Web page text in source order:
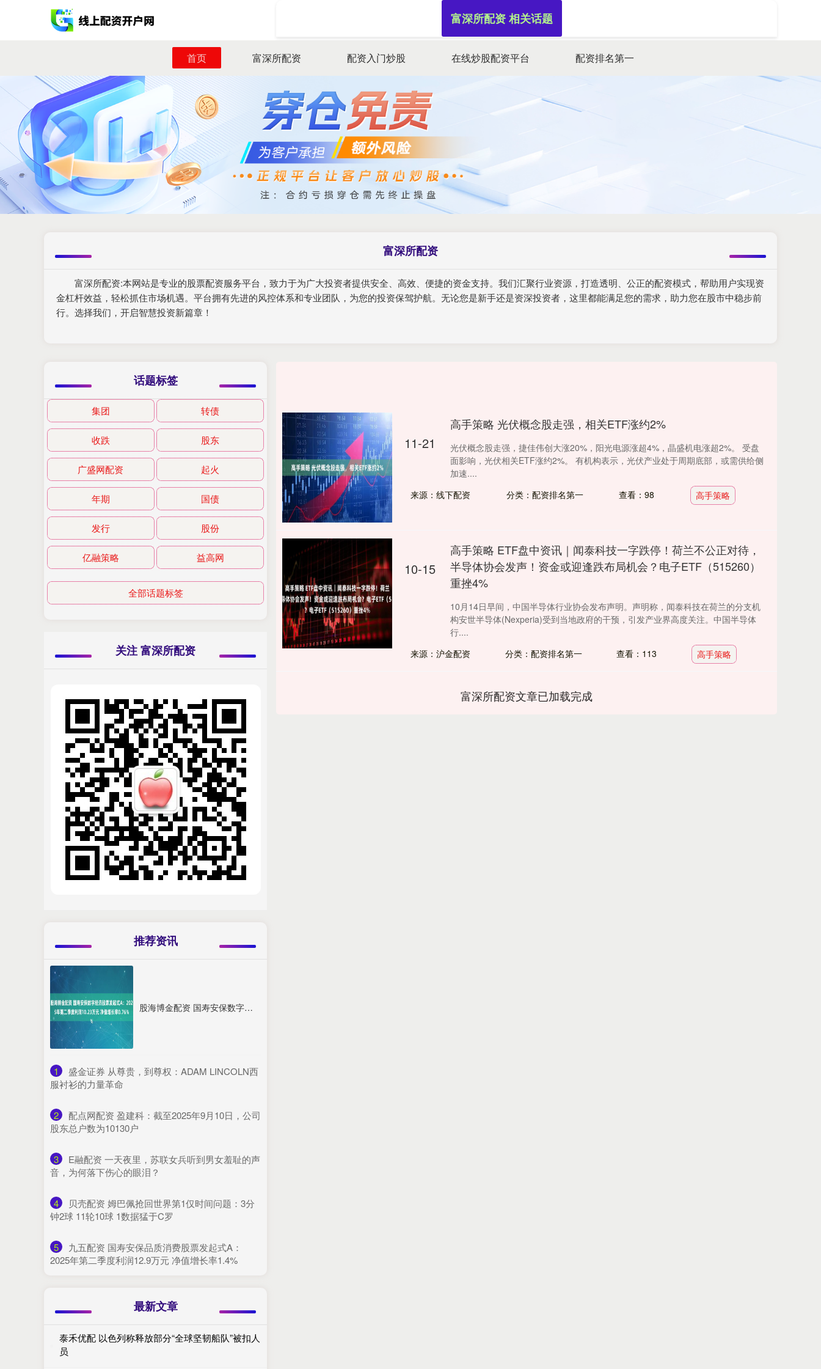
首页 富深所配资 配资入门炒股 在线炒股配资平台 配资排名第一
富深所配资
富深所配资:本网站是专业的股票配资服务平台，致力于为广大投资者提供安全、高效、便捷的资金支持。我们汇聚行业资源，打造透明、公正的配资模式，帮助用户实现资
金杠杆效益，轻松抓住市场机遇。平台拥有先进的风控体系和专业团队，为您的投资保驾护航。无论您是新手还是资深投资者，这里都能满足您的需求，助力您在股市中稳步前
行。选择我们，开启智慧投资新篇章！
富深所配资 相关话题
11-21
高手策略 光伏概念股走强，相关ETF涨约2%
光伏概念股走强，捷佳伟创大涨20%，阳光电源涨超4%，晶盛机电涨超2%。 受盘
面影响，光伏相关ETF涨约2%。 有机构表示，光伏产业处于周期底部，或需供给侧
加速....
来源：线下配资
分类：配资排名第一 查看：98 高手策略
10-15
高手策略 ETF盘中资讯｜闻泰科技一字跌停！荷兰不公正对待，
半导体协会发声！资金或迎逢跌布局机会？电子ETF（515260）
重挫4%
10月14日早间，中国半导体行业协会发布声明。声明称，闻泰科技在荷兰的分支机
构安世半导体(Nexperia)受到当地政府的干预，引发产业界高度关注。中国半导体
行....
来源：沪金配资
分类：配资排名第一 查看：113 高手策略
富深所配资文章已加载完成
话题标签
集团 转债
收跌 股东
广盛网配资 起火
年期 国债
发行 股份
亿融策略 益高网
全部话题标签
关注 富深所配资
推荐资讯
股海博金配资 国寿安保数字经济股票发起式A：2025年第二季度利润10.23万元 净值增长率0.76%
1
​盛金证券 从尊贵，到尊权：ADAM LINCOLN西
服衬衫的力量革命
2
​配点网配资 盈建科：截至2025年9月10日，公司
股东总户数为10130户
3
​E融配资 一天夜里，苏联女兵听到男女羞耻的声
音，为何落下伤心的眼泪？
4
​贝壳配资 姆巴佩抢回世界第1仅时间问题：3分
钟2球 11轮10球 1数据猛于C罗
5
​九五配资 国寿安保品质消费股票发起式A：
2025年第二季度利润12.9万元 净值增长率1.4%
最新文章
泰禾优配 以色列称释放部分“全球坚韧船队”被扣人
员